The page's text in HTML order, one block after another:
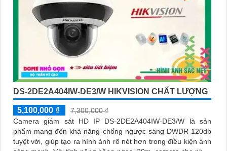
DS-2DE2A404IW-DE3/W HIKVISION CHẤT LƯỢNG
5,100,000 ₫
7,300,000 ₫
Camera giám sát HD IP DS-2DE2A404IW-DE3/W là sản
phẩm mang đến khả năng chống ngược sáng DWDR 120db
tuyệt vời, giúp tạo ra hình ảnh rõ nét hơn trong điều kiện ánh